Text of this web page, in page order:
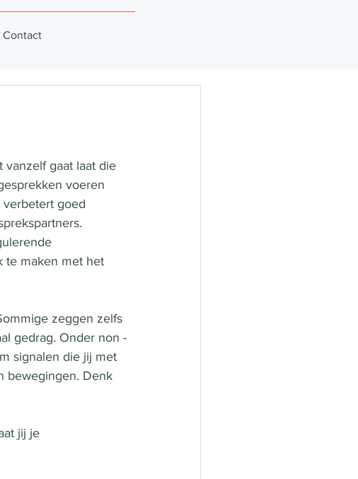
Contact
vanzelf gaat laat die
voeren
goed
te maken met het
zeggen zelfs
gedrag. Onder non -
signalen die jij met
bewegingen. Denk
jij je